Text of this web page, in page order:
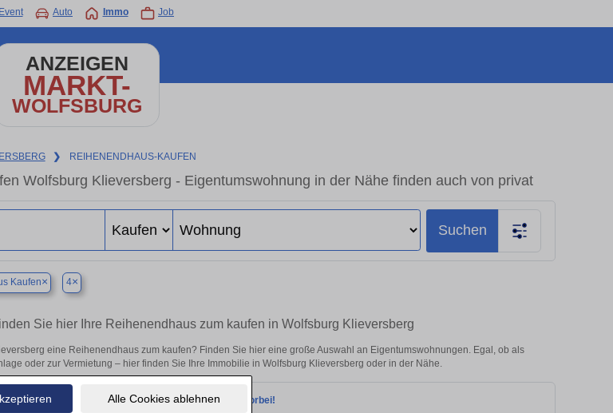
Alle Cookies ablehnen
Event Auto Immo Job
ANZEIGEN
MARKT-
WOLFSBURG
❯ REIHENENDHAUS-KAUFEN
Wolfsburg Klieversberg - Eigentumswohnung in der Nähe finden auch von privat
Suchen
Kaufen× 4×
Sie hier Ihre Reihenendhaus zum kaufen in Wolfsburg Klieversberg
eine Reihenendhaus zum kaufen? Finden Sie hier eine große Auswahl an Eigentumswohnungen. Egal, ob als
oder zur Vermietung – hier finden Sie Ihre Immobilie in Wolfsburg Klieversberg oder in der Nähe.
passenden Objekte finden. Schauen Sie bald wieder vorbei!